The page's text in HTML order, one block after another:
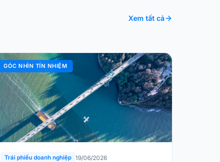
Xem tất cả
GÓC NHÌN TÍN NHIỆM
Trái phiếu doanh nghiệp 19/06/2026